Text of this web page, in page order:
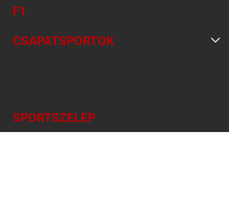
F1
CSAPATSPORTOK
SPORTSZELEP